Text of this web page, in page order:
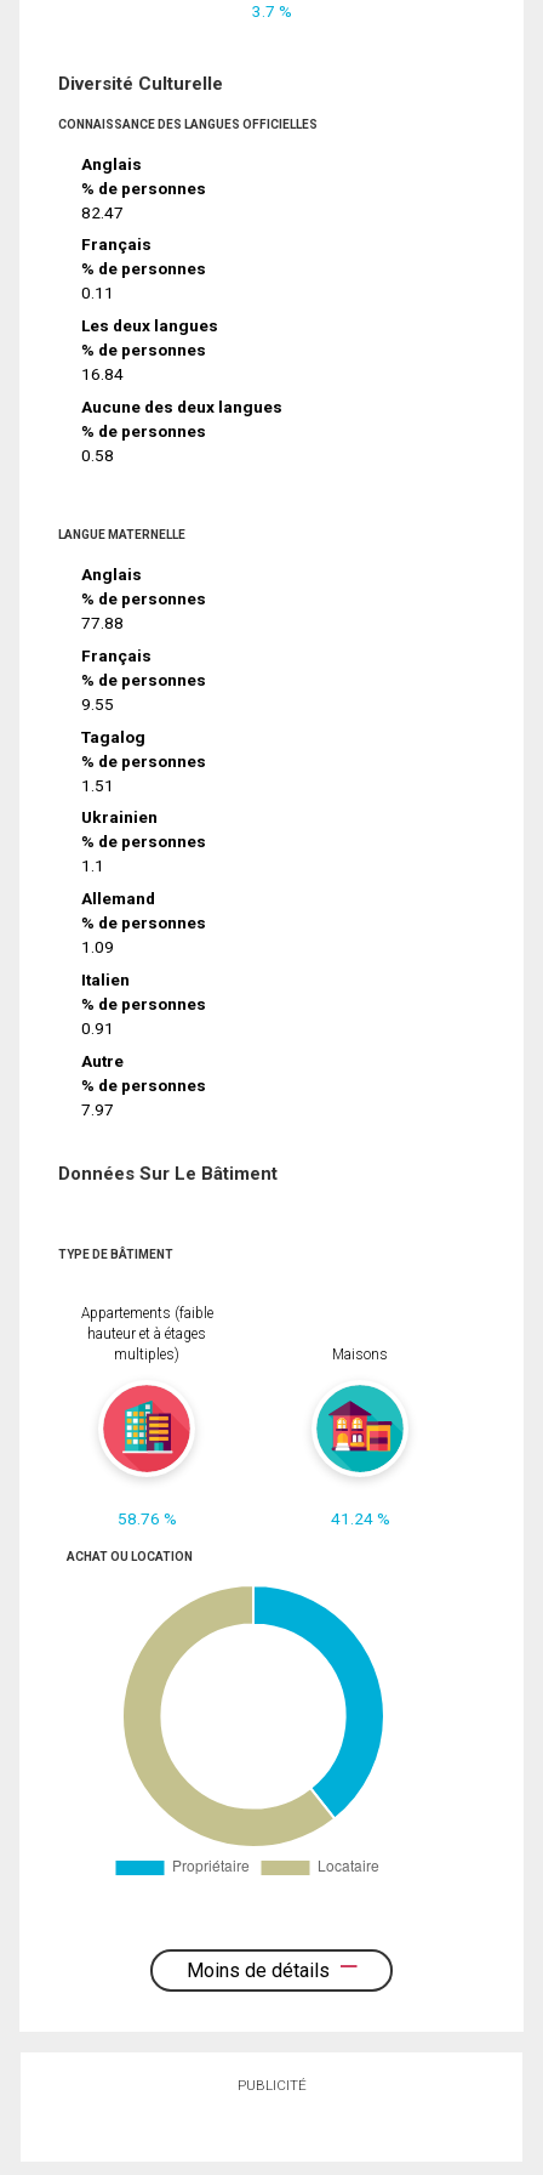
3.7 %
Diversité Culturelle
CONNAISSANCE DES LANGUES OFFICIELLES
Anglais
% de personnes
82.47
Français
% de personnes
0.11
Les deux langues
% de personnes
16.84
Aucune des deux langues
% de personnes
0.58
LANGUE MATERNELLE
Anglais
% de personnes
77.88
Français
% de personnes
9.55
Tagalog
% de personnes
1.51
Ukrainien
% de personnes
1.1
Allemand
% de personnes
1.09
Italien
% de personnes
0.91
Autre
% de personnes
7.97
Données Sur Le Bâtiment
TYPE DE BÂTIMENT
Appartements (faible
hauteur et à étages
multiples)
58.76 %
Maisons
41.24 %
ACHAT OU LOCATION
Moins de détails
PUBLICITÉ